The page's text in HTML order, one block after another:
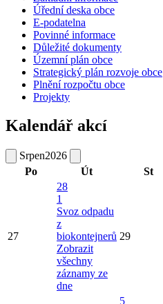
Úřední deska obce
E-podatelna
Povinné informace
Důležité dokumenty
Územní plán obce
Strategický plán rozvoje obce
Plnění rozpočtu obce
Projekty
Kalendář akcí
Srpen2026
Po
Út St
27
28
1
Svoz odpadu
z
biokontejnerů
Zobrazit
všechny
záznamy ze
dne
29
5